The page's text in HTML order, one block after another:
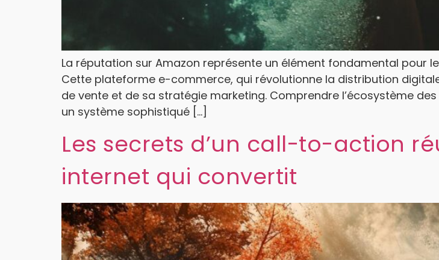
La réputation sur Amazon représente un élément fondamental pour
Cette plateforme e-commerce, qui révolutionne la distribution
de vente et de sa stratégie marketing. Comprendre l’écosystème
un système sophistiqué […]
Les secrets d’un call-to-action
internet qui convertit